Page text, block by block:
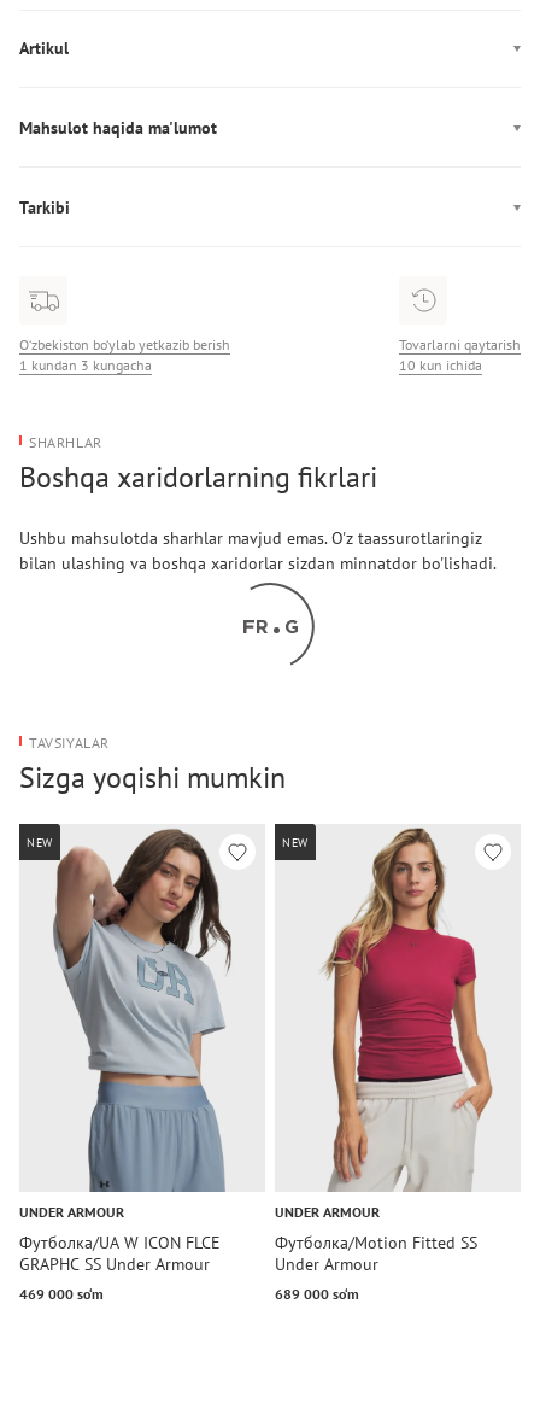
Artikul
Mahsulot haqida ma'lumot
Ishlab chiqarish: Вьетнам
Tarkibi
O‘zbekiston bo‘ylab yetkazib berish
1 kundan 3 kungacha
Tovarlarni qaytarish
10 kun ichida
SHARHLAR
Boshqa xaridorlarning fikrlari
Ushbu mahsulotda sharhlar mavjud emas. O'z taassurotlaringiz
bilan ulashing va boshqa xaridorlar sizdan minnatdor bo'lishadi.
TAVSIYALAR
Sizga yoqishi mumkin
NEW
UNDER ARMOUR
Футболка/UA W ICON FLCE
GRAPHC SS Under Armour
469 000 so‘m
NEW
UNDER ARMOUR
Футболка/Motion Fitted SS
Under Armour
689 000 so‘m